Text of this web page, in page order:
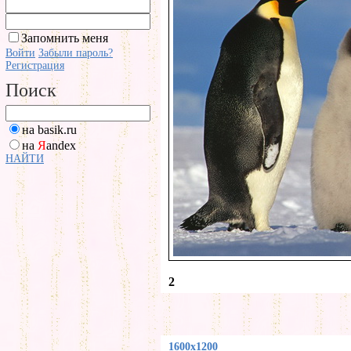
Запомнить меня
Войти Забыли пароль?
Регистрация
Поиск
на basik.ru
на Яandex
НАЙТИ
2
1600x1200